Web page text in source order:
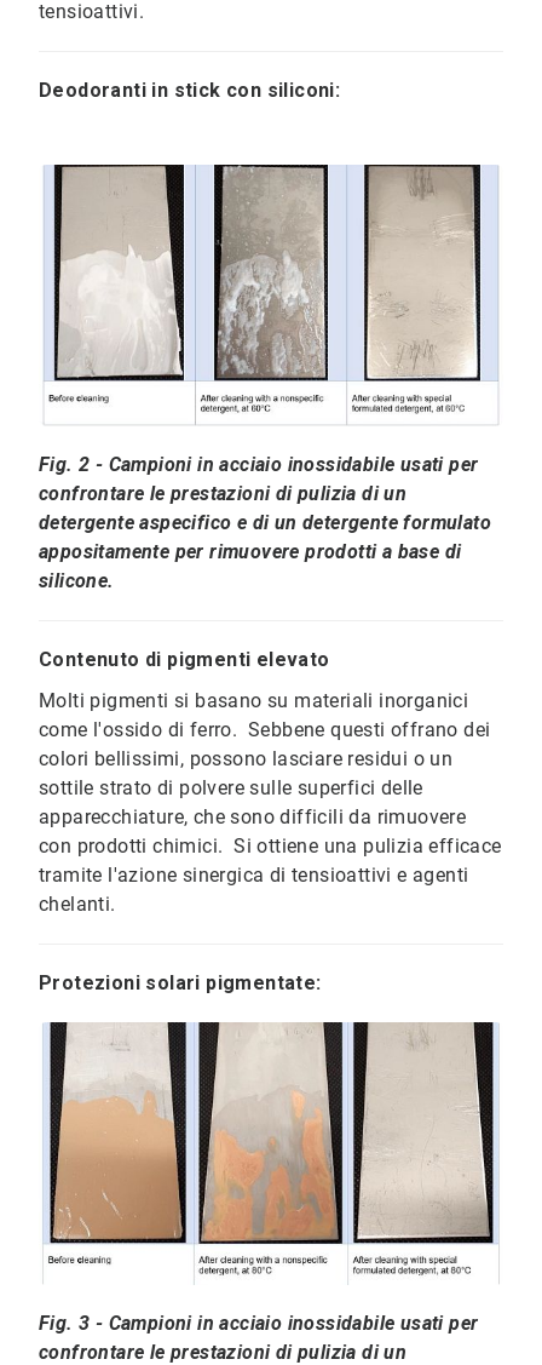
tensioattivi.
Deodoranti in stick con siliconi:
Fig. 2 - Campioni in acciaio inossidabile usati per
confrontare le prestazioni di pulizia di un
detergente aspecifico e di un detergente formulato
appositamente per rimuovere prodotti a base di
silicone.
Contenuto di pigmenti elevato
Molti pigmenti si basano su materiali inorganici
come l'ossido di ferro. Sebbene questi offrano dei
colori bellissimi, possono lasciare residui o un
sottile strato di polvere sulle superfici delle
apparecchiature, che sono difficili da rimuovere
con prodotti chimici. Si ottiene una pulizia efficace
tramite l'azione sinergica di tensioattivi e agenti
chelanti.
Protezioni solari pigmentate:
Fig. 3 - Campioni in acciaio inossidabile usati per
confrontare le prestazioni di pulizia di un